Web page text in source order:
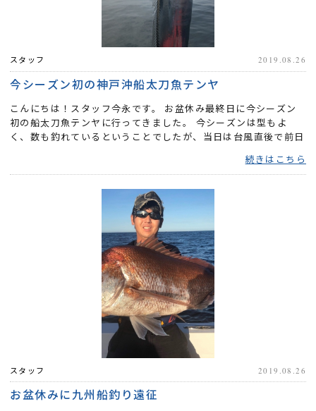
スタッフ 2019.08.26
今シーズン初の神戸沖船太刀魚テンヤ
こんにちは！スタッフ今永です。 お盆休み最終日に今シーズン
初の船太刀魚テンヤに行ってきました。 今シーズンは型もよ
く、数も釣れているということでしたが、当日は台風直後で前日
続きはこちら
スタッフ 2019.08.26
お盆休みに九州船釣り遠征